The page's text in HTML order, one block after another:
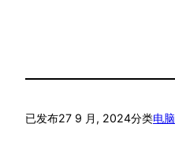
已发布27 9 月, 2024分类电脑